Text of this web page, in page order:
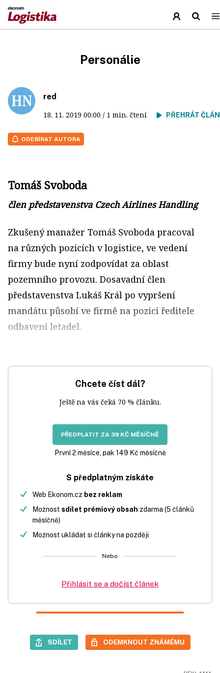
Personálie
red
18. 11. 2019 00:00 / 1 min. čtení PŘEHRÁT
ODEBÍRAT AUTORA
Tomáš Svoboda
člen představenstva Czech Airlines Handling
Zkušený manažer Tomáš Svoboda pracoval
na různých pozicích v logistice, ve vedení
firmy bude nyní zodpovídat za oblast
pozemního provozu. Dosavadní člen
představenstva Lukáš Král po vypršení
mandátu působí ve firmě na pozici ředitele
odbavení letadel.
Chcete číst dál?
Ještě na vás čeká 70 % článku.
PŘEDPLATIT ZA 39 KČ MĚSÍČNĚ
První 2 měsíce, pak 149 Kč měsíčně
S předplatným získáte
Web Ekonom.cz bez reklam
Možnost sdílet prémiový obsah zdarma (5 článků
měsíčně)
Možnost ukládat si články na později
Nebo
Přihlásit se a dočíst článek
SDÍLET ODEMKNOUT ZNÁMÉMU